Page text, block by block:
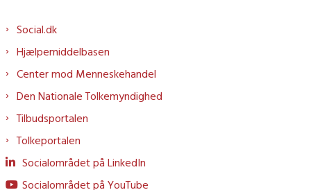
Social.dk
Hjælpemiddelbasen
Center mod Menneskehandel
Den Nationale Tolkemyndighed
Tilbudsportalen
Tolkeportalen
Socialområdet på LinkedIn
Socialområdet på YouTube